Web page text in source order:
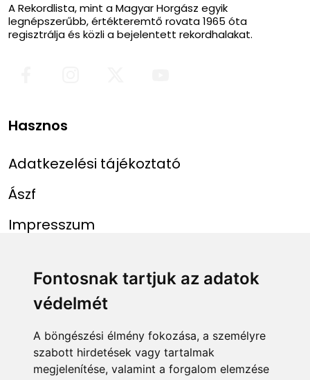
Fontosnak tartjuk az adatok
védelmét
A böngészési élmény fokozása, a személyre
szabott hirdetések vagy tartalmak
megjelenítése, valamint a forgalom elemzése
A Rekordlista, mint a Magyar Horgász egyik
legnépszerűbb, értékteremtő rovata 1965 óta
regisztrálja és közli a bejelentett rekordhalakat.
Hasznos
Adatkezelési tájékoztató
Ászf
Impresszum
Menü
Főoldal
Rekordlista
Abszolút rekordlista
Linkek
mohosz.hu
horgaszjegy.hu